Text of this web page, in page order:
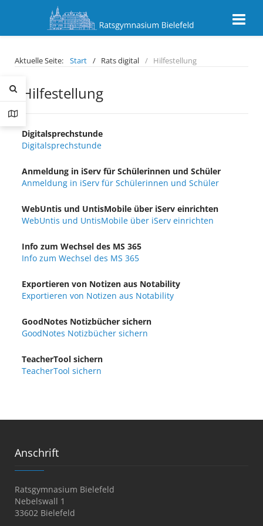
Aktuelle Seite: Start Rats digital Hilfestellung
Hilfestellung
Digitalsprechstunde
Digitalsprechstunde
Anmeldung in iServ für Schülerinnen und Schüler
Anmeldung in iServ für Schülerinnen und Schüler
WebUntis und UntisMobile über iServ einrichten
WebUntis und UntisMobile über iServ einrichten
Info zum Wechsel des MS 365
Info zum Wechsel des MS 365
Exportieren von Notizen aus Notability
Exportieren von Notizen aus Notability
GoodNotes Notizbücher sichern
GoodNotes Notizbücher sichern
TeacherTool sichern
TeacherTool sichern
Anschrift
Ratsgymnasium Bielefeld
Nebelswall 1
33602 Bielefeld